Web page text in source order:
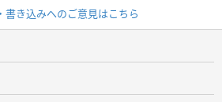
書き込みへのご意見はこちら